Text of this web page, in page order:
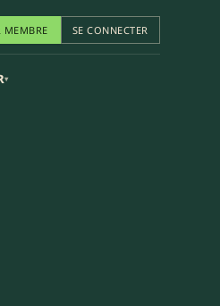
MEMBRE SE CONNECTER
▾